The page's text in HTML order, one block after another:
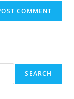
SEARCH